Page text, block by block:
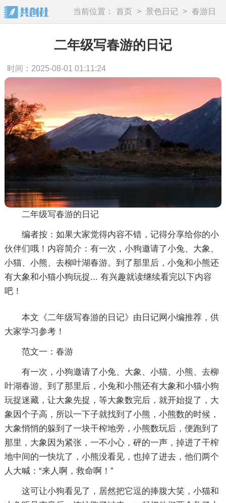
当前位置： 首页 > 景色日记 > 春游日
记
二年级写春游的日记
时间：2025-08-01 01:11:24
二年级写春游的日记
编者按： 如果大家觉得内容不错，记得分享给你的小
伙伴们哦！内容简介：有一次，小狗邀请了小兔、大象、
小猫、小熊、去柳叶湖春游。到了那里后，小兔和小熊还
有大象和小猫小狗玩捉... 有兴趣就读继续看完以下内容
吧！
本文《二年级写春游的日记》由日记网小编推荐，供
大家学习参考！
范文一：春游
有一次，小狗邀请了小兔、大象、小猫、小熊、去柳
叶湖春游。到了那里后，小兔和小熊还有大象和小猫小狗
玩捉迷藏，让大象先捉，等大象数完后，就开始捉了，大
象因个子高，所以一下子就找到了小熊，小熊数的时候，
大象悄悄的躲到了一块干榨地旁，小熊数玩后，便跑到了
那里，大象因为紧张，一不小心，砰的一声，掉进了干榨
地中间的一快坑了，小熊没看见，也掉了进去，他们两个
人大喊：“来人啊，救命啊！”
这可让小狗看见了，居然把它逗的捧腹大笑，小猫和